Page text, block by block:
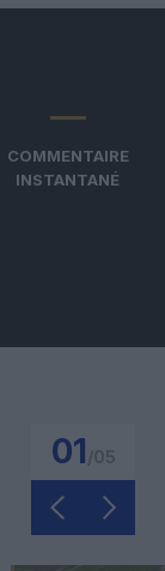
COMMENTAIRE
INSTANTANÉ
01